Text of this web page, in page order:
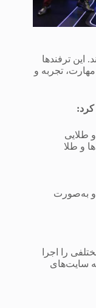
این ترفندها
تجربه و
کرد:
طلایی
و طلا
بازی 2 نفر است و به‌صورت
را اجرا
به سایت‌های